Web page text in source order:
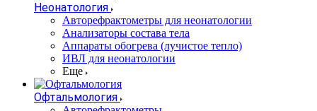
Неонатология
Авторефрактометры для неонатологии
Анализаторы состава тела
Аппараты обогрева (лучистое тепло)
ИВЛ для неонатологии
Еще
Офтальмология